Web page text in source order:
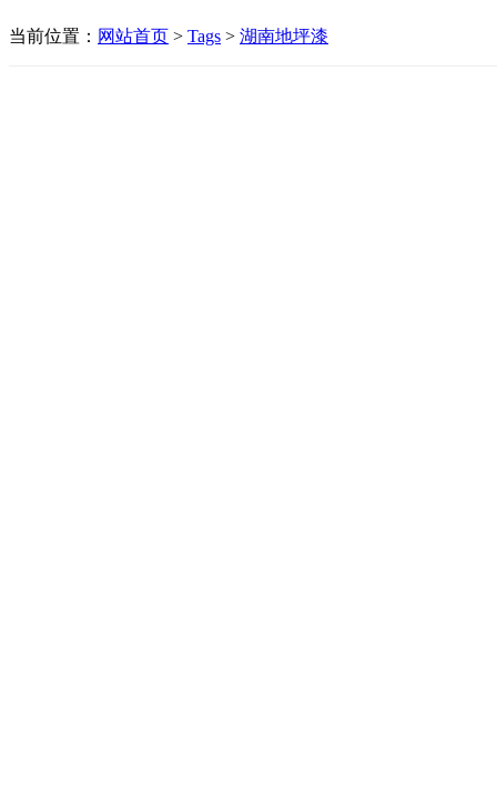
当前位置： 网站首页 > Tags > 湖南地坪漆